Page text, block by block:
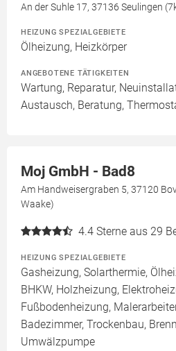
An der Suhle 17, 37136 Seulingen
HEIZUNG SPEZIALGEBIETE
Ölheizung, Heizkörper
ANGEBOTENE TÄTIGKEITEN
Wartung, Reparatur,
Austausch, Beratung,
Moj GmbH - Bad8
Am Handweisergraben 5, 37120
Waake)
4.4 Sterne aus 29
HEIZUNG SPEZIALGEBIETE
Gasheizung, Solarthermie,
BHKW, Holzheizung,
Fußbodenheizung,
Badezimmer, Trockenbau,
Umwälzpumpe